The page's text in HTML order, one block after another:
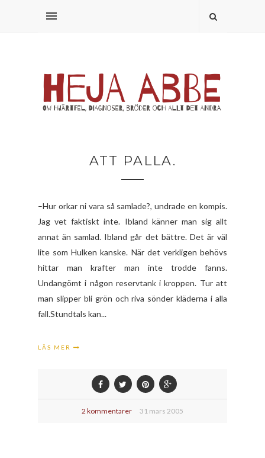
ATT PALLA.
–Hur orkar ni vara så samlade?, undrade en kompis.
Jag vet faktiskt inte. Ibland känner man sig allt
annat än samlad. Ibland går det bättre. Det är väl
lite som Hulken kanske. När det verkligen behövs
hittar man krafter man inte trodde fanns.
Undangömt i någon reservtank i kroppen. Tur att
man slipper bli grön och riva sönder kläderna i alla
fall.Stundtals kan...
LÄS MER
2 kommentarer 31 mars 2005